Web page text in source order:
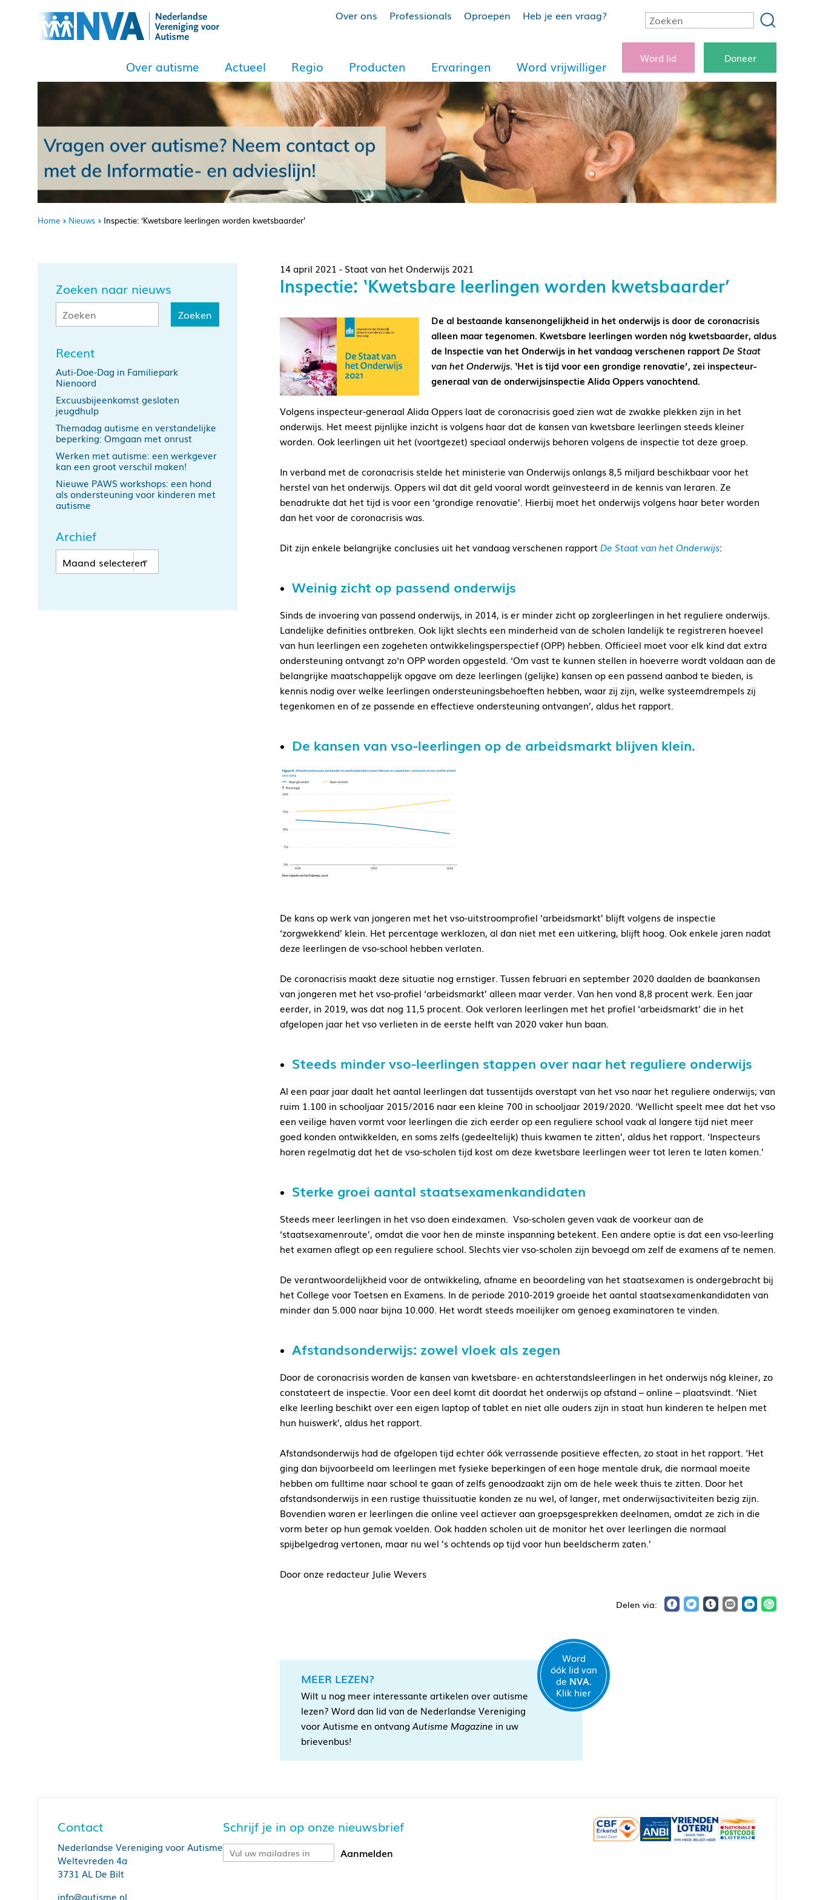
Over ons Professionals Oproepen Heb je een vraag?
Over autisme Actueel Regio Producten Ervaringen Word vrijwilliger
Word lid Doneer
Home Nieuws Inspectie: ‘Kwetsbare leerlingen worden kwetsbaarder’
Zoeken naar nieuws
Recent
Auti-Doe-Dag in Familiepark
Nienoord
Excuusbijeenkomst gesloten
jeugdhulp
Themadag autisme en verstandelijke
beperking: Omgaan met onrust
Werken met autisme: een werkgever
kan een groot verschil maken!
Nieuwe PAWS workshops: een hond
als ondersteuning voor kinderen met
autisme
Archief
14 april 2021 - Staat van het Onderwijs 2021
Inspectie: ‘Kwetsbare leerlingen worden kwetsbaarder’
De al bestaande kansenongelijkheid in het onderwijs is door de coronacrisis
alleen maar tegenomen. Kwetsbare leerlingen worden nóg kwetsbaarder, aldus
de Inspectie van het Onderwijs in het vandaag verschenen rapport De Staat
van het Onderwijs. ‘Het is tijd voor een grondige renovatie’, zei inspecteur-
generaal van de onderwijsinspectie Alida Oppers vanochtend.
Volgens inspecteur-generaal Alida Oppers laat de coronacrisis goed zien wat de zwakke plekken zijn in het
onderwijs. Het meest pijnlijke inzicht is volgens haar dat de kansen van kwetsbare leerlingen steeds kleiner
worden. Ook leerlingen uit het (voortgezet) speciaal onderwijs behoren volgens de inspectie tot deze groep.
In verband met de coronacrisis stelde het ministerie van Onderwijs onlangs 8,5 miljard beschikbaar voor het
herstel van het onderwijs. Oppers wil dat dit geld vooral wordt geïnvesteerd in de kennis van leraren. Ze
benadrukte dat het tijd is voor een ‘grondige renovatie’. Hierbij moet het onderwijs volgens haar beter worden
dan het voor de coronacrisis was.
Dit zijn enkele belangrijke conclusies uit het vandaag verschenen rapport De Staat van het Onderwijs:
Weinig zicht op passend onderwijs
Sinds de invoering van passend onderwijs, in 2014, is er minder zicht op zorgleerlingen in het reguliere onderwijs.
Landelijke definities ontbreken. Ook lijkt slechts een minderheid van de scholen landelijk te registreren hoeveel
van hun leerlingen een zogeheten ontwikkelingsperspectief (OPP) hebben. Officieel moet voor elk kind dat extra
ondersteuning ontvangt zo‘n OPP worden opgesteld. ‘Om vast te kunnen stellen in hoeverre wordt voldaan aan de
belangrijke maatschappelijk opgave om deze leerlingen (gelijke) kansen op een passend aanbod te bieden, is
kennis nodig over welke leerlingen ondersteuningsbehoeften hebben, waar zij zijn, welke systeemdrempels zij
tegenkomen en of ze passende en effectieve ondersteuning ontvangen’, aldus het rapport.
De kansen van vso-leerlingen op de arbeidsmarkt blijven klein.
De kans op werk van jongeren met het vso-uitstroomprofiel ‘arbeidsmarkt’ blijft volgens de inspectie
‘zorgwekkend’ klein. Het percentage werklozen, al dan niet met een uitkering, blijft hoog. Ook enkele jaren nadat
deze leerlingen de vso-school hebben verlaten.
De coronacrisis maakt deze situatie nog ernstiger. Tussen februari en september 2020 daalden de baankansen
van jongeren met het vso-profiel ‘arbeidsmarkt’ alleen maar verder. Van hen vond 8,8 procent werk. Een jaar
eerder, in 2019, was dat nog 11,5 procent. Ook verloren leerlingen met het profiel ‘arbeidsmarkt’ die in het
afgelopen jaar het vso verlieten in de eerste helft van 2020 vaker hun baan.
Steeds minder vso-leerlingen stappen over naar het reguliere onderwijs
Al een paar jaar daalt het aantal leerlingen dat tussentijds overstapt van het vso naar het reguliere onderwijs; van
ruim 1.100 in schooljaar 2015/2016 naar een kleine 700 in schooljaar 2019/2020. ‘Wellicht speelt mee dat het vso
een veilige haven vormt voor leerlingen die zich eerder op een reguliere school vaak al langere tijd niet meer
goed konden ontwikkelden, en soms zelfs (gedeeltelijk) thuis kwamen te zitten’, aldus het rapport. ‘Inspecteurs
horen regelmatig dat het de vso-scholen tijd kost om deze kwetsbare leerlingen weer tot leren te laten komen.’
Sterke groei aantal staatsexamenkandidaten
Steeds meer leerlingen in het vso doen eindexamen. Vso-scholen geven vaak de voorkeur aan de
‘staatsexamenroute’, omdat die voor hen de minste inspanning betekent. Een andere optie is dat een vso-leerling
het examen aflegt op een reguliere school. Slechts vier vso-scholen zijn bevoegd om zelf de examens af te nemen.
De verantwoordelijkheid voor de ontwikkeling, afname en beoordeling van het staatsexamen is ondergebracht bij
het College voor Toetsen en Examens. In de periode 2010-2019 groeide het aantal staatsexamenkandidaten van
minderdan 5.000 naar bijna 10.000. Het wordt steeds moeilijker om genoeg examinatoren te vinden.
Afstandsonderwijs: zowel vloek als zegen
Door de coronacrisis worden de kansen van kwetsbare- en achterstandsleerlingen in het onderwijs nóg kleiner, zo
constateert de inspectie. Voor een deel komt dit doordat het onderwijs op afstand – online – plaatsvindt. ‘Niet
elke leerling beschikt over een eigen laptop of tablet en niet alle ouders zijn in staat hun kinderen te helpen met
hun huiswerk’, aldus het rapport.
Afstandsonderwijs had de afgelopen tijd echter óók verrassende positieve effecten, zo staat in het rapport. ‘Het
ging dan bijvoorbeeld om leerlingen met fysieke beperkingen of een hoge mentale druk, die normaal moeite
hebben om fulltime naar school te gaan of zelfs genoodzaakt zijn om de hele week thuis te zitten. Door het
afstandsonderwijs in een rustige thuissituatie konden ze nu wel, of langer, met onderwijsactiviteiten bezig zijn.
Bovendien waren er leerlingen die online veel actiever aan groepsgesprekken deelnamen, omdat ze zich in die
vorm beter op hun gemak voelden. Ook hadden scholen uit de monitor het over leerlingen die normaal
spijbelgedrag vertonen, maar nu wel ’s ochtends op tijd voor hun beeldscherm zaten.’
Door onze redacteur Julie Wevers
MEER LEZEN?
Wilt u nog meer interessante artikelen over autisme
lezen? Word dan lid van de Nederlandse Vereniging
voor Autisme en ontvang Autisme Magazine in uw
brievenbus!
Word
óók lid van
de NVA.
Klik hier
Contact
Nederlandse Vereniging voor Autisme
Weltevreden 4a
3731 AL De Bilt
info@autisme.nl
Schrijf je in op onze nieuwsbrief